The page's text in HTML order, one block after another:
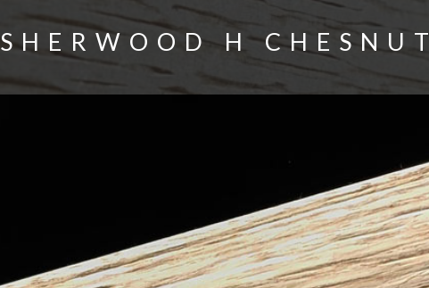
SHERWOOD H CHESNUT